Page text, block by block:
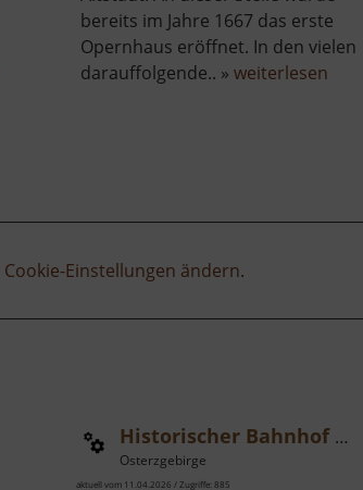
bereits im Jahre 1667 das erste
Opernhaus eröffnet. In den vielen
darauffolgende.. » weiterlesenüber
Cookie-Einstellungen ändern.
Historischer Bahnhof Mohorn
Osterzgebirge
aktuell vom 11.04.2026 / Zugriffe: 885